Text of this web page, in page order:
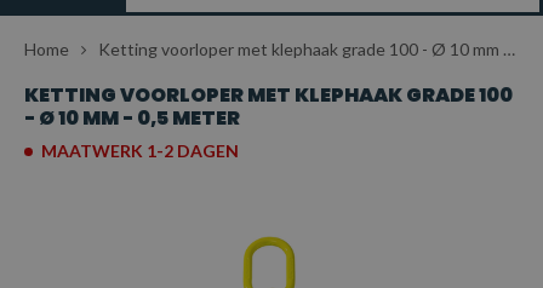
Home Ketting voorloper met klephaak grade 100 - Ø 10 mm - 0,5 meter
KETTING VOORLOPER MET KLEPHAAK GRADE 100
- Ø 10 MM - 0,5 METER
MAATWERK 1-2 DAGEN